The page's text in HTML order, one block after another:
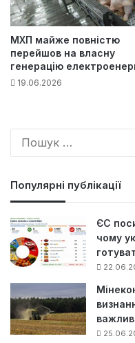
МХП майже повністю
перейшов на власну
генерацію
19.06.2026
Популярні публікації
ЄС
чому